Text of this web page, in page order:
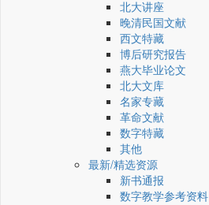
北大讲座
晚清民国文献
西文特藏
博后研究报告
燕大毕业论文
北大文库
名家专藏
革命文献
数字特藏
其他
最新/精选资源
新书通报
数字教学参考资料